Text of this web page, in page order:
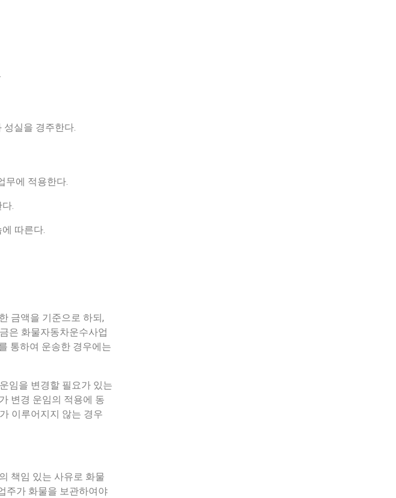
실을 경주한다.
무에 적용한다.
.
따른다.
금액을 기준으로 하되,
은 화물자동차운수사업
통하여 운송한 경우에는
임을 변경할 필요가 있는
변경 운임의 적용에 동
이루어지지 않는 경우
책임 있는 사유로 화물
주가 화물을 보관하여야